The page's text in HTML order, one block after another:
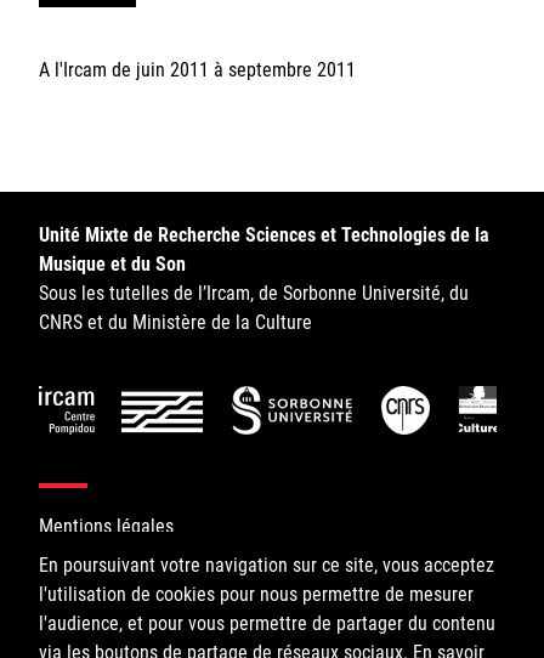
CNRS
Ministère de la Culture
Rester informé
Offres d'emplois/stages
A l'Ircam de juin 2011 à septembre 2011
En poursuivant votre navigation sur ce site, vous acceptez
l'utilisation de cookies pour nous permettre de mesurer
l'audience, et pour vous permettre de partager du contenu
via les boutons de partage de réseaux sociaux. En savoir
Unité Mixte de Recherche Sciences et Technologies de la
Musique et du Son
Sous les tutelles de l’Ircam, de Sorbonne Université, du
CNRS et du Ministère de la Culture
Mentions légales
©IRCAM, 2026. All Rights Reserved.
1, place Igor-Stravinsky